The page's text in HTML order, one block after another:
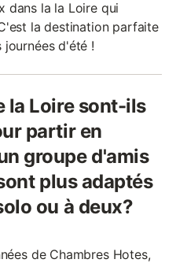
dans la la Loire qui
la destination parfaite
journées d'été !
la Loire sont-ils
partir en
groupe d'amis
plus adaptés
ou à deux?
de Chambres Hotes,